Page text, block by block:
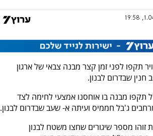
תקפו לפני זמן קצר מבנה צבאי של ארגון
שבדרום לבנון.
תקפו מבנה בו אוחסנו אמצעי לחימה לצד
ג'בל חממיס ועיתה א- שעב שבדרום לבנון.
זוהו מספר שיגורים שחצו משטח לבנון